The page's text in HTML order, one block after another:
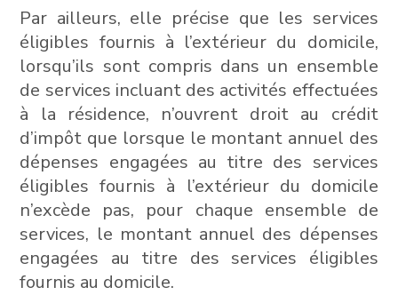
Par ailleurs, elle précise que les services
éligibles fournis à l’extérieur du domicile,
lorsqu’ils sont compris dans un ensemble
de services incluant des activités effectuées
à la résidence, n’ouvrent droit au crédit
d’impôt que lorsque le montant annuel des
dépenses engagées au titre des services
éligibles fournis à l’extérieur du domicile
n’excède pas, pour chaque ensemble de
services, le montant annuel des dépenses
engagées au titre des services éligibles
fournis au domicile.